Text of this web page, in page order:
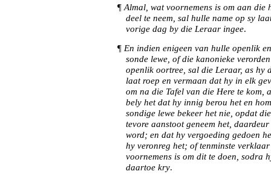
¶ Almal, wat voornemens is om aan die
deel te neem, sal hulle name op sy
vorige dag by die Leraar ingee.
¶ En indien enigeen van hulle openlik
sonde lewe, of die kanonieke
openlik oortree, sal die Leraar, as hy
laat roep en vermaan dat hy in elk
om na die Tafel van die Here te kom,
bely het dat hy innig berou het en
sondige lewe bekeer het nie, opdat
tevore aanstoot geneem het,
word; en dat hy vergoeding gedoen
hy veronreg het; of tenminste
voornemens is om dit te doen, sodra
daartoe kry.